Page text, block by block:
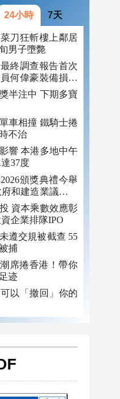
24小時 7天
刀狂斬樓上鄰居
男子墮斃
終調查報告首次
何偉豪裝備損毀
半注中 下期多寶
車相撞 鐵騎士捲
不治
響 本港多地中午
37度
頒獎典禮今舉
資本乘數效應彰
企業排隊IPO
遵交規被截查 55
捕
席捲香港！帶你
迹
以「撤回」你的